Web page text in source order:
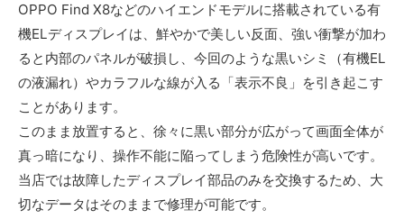
OPPO Find X8などのハイエンドモデルに搭載されている有
機ELディスプレイは、鮮やかで美しい反面、強い衝撃が加わ
ると内部のパネルが破損し、今回のような黒いシミ（有機EL
の液漏れ）やカラフルな線が入る「表示不良」を引き起こす
ことがあります。
このまま放置すると、徐々に黒い部分が広がって画面全体が
真っ暗になり、操作不能に陥ってしまう危険性が高いです。
当店では故障したディスプレイ部品のみを交換するため、大
切なデータはそのままで修理が可能です。